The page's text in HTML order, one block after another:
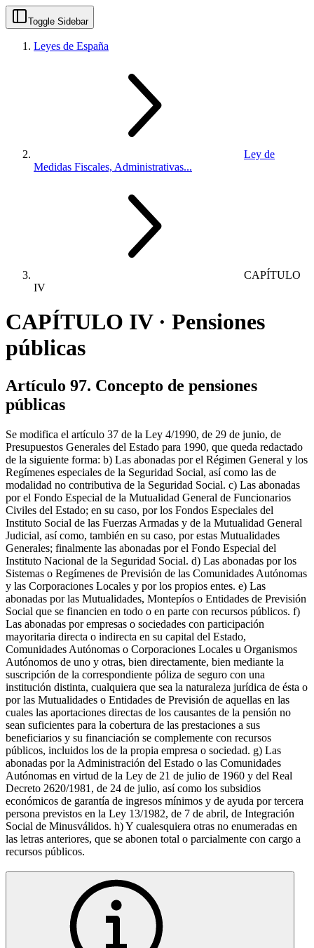
Toggle Sidebar
Leyes de España
Ley de
Medidas Fiscales, Administrativas...
CAPÍTULO
IV
CAPÍTULO IV · Pensiones
públicas
Artículo 97. Concepto de pensiones
públicas
Se modifica el artículo 37 de la Ley 4/1990, de 29 de junio, de
Presupuestos Generales del Estado para 1990, que queda redactado
de la siguiente forma: b) Las abonadas por el Régimen General y los
Regímenes especiales de la Seguridad Social, así como las de
modalidad no contributiva de la Seguridad Social. c) Las abonadas
por el Fondo Especial de la Mutualidad General de Funcionarios
Civiles del Estado; en su caso, por los Fondos Especiales del
Instituto Social de las Fuerzas Armadas y de la Mutualidad General
Judicial, así como, también en su caso, por estas Mutualidades
Generales; finalmente las abonadas por el Fondo Especial del
Instituto Nacional de la Seguridad Social. d) Las abonadas por los
Sistemas o Regímenes de Previsión de las Comunidades Autónomas
y las Corporaciones Locales y por los propios entes. e) Las
abonadas por las Mutualidades, Montepíos o Entidades de Previsión
Social que se financien en todo o en parte con recursos públicos. f)
Las abonadas por empresas o sociedades con participación
mayoritaria directa o indirecta en su capital del Estado,
Comunidades Autónomas o Corporaciones Locales u Organismos
Autónomos de uno y otras, bien directamente, bien mediante la
suscripción de la correspondiente póliza de seguro con una
institución distinta, cualquiera que sea la naturaleza jurídica de ésta o
por las Mutualidades o Entidades de Previsión de aquellas en las
cuales las aportaciones directas de los causantes de la pensión no
sean suficientes para la cobertura de las prestaciones a sus
beneficiarios y su financiación se complemente con recursos
públicos, incluidos los de la propia empresa o sociedad. g) Las
abonadas por la Administración del Estado o las Comunidades
Autónomas en virtud de la Ley de 21 de julio de 1960 y del Real
Decreto 2620/1981, de 24 de julio, así como los subsidios
económicos de garantía de ingresos mínimos y de ayuda por tercera
persona previstos en la Ley 13/1982, de 7 de abril, de Integración
Social de Minusválidos. h) Y cualesquiera otras no enumeradas en
las letras anteriores, que se abonen total o parcialmente con cargo a
recursos públicos.